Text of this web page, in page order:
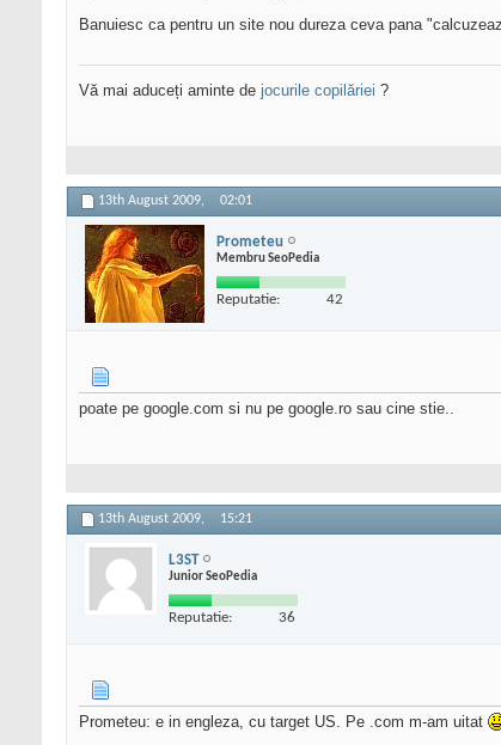
Banuiesc ca pentru un site nou dureza ceva pana
Vă mai aduceți aminte de jocurile copilăriei ?
13th August 2009, 02:01
Prometeu
Membru SeoPedia
Reputatie: 42
poate pe google.com si nu pe google.ro sau cine stie..
13th August 2009, 15:21
L3ST
Junior SeoPedia
Reputatie: 36
Prometeu: e in engleza, cu target US. Pe .com m-am uitat